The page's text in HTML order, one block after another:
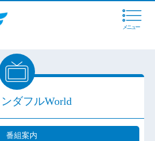
メニュー
ダフルWorld
番組案内